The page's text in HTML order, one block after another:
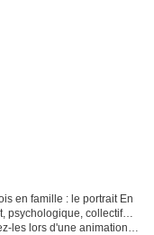
en famille : le portrait En
psychologique, collectif…
les lors d'une animation